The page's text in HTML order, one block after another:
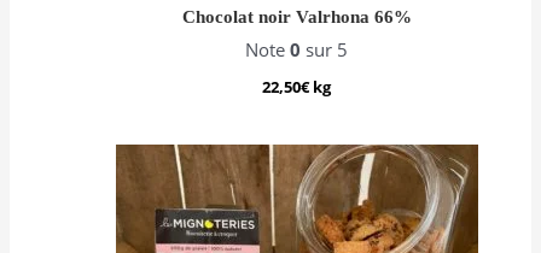
Chocolat noir Valrhona 66%
Note0 sur 5
22,50€kg